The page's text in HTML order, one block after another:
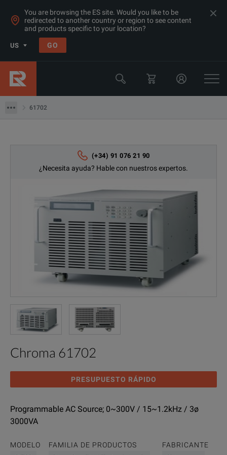
You are browsing the ES site. Would you like to be
redirected to another country or region to see content
and products specific to your location?
US GO
61702
Fuentes de alimentación & Cargas Electrónicas
AC Fuentes de alimentación
(+34) 91 076 21 90
¿Necesita ayuda? Hable con nuestros expertos.
Chroma 61702
PRESUPUESTO RÁPIDO
Programmable AC Source; 0~300V / 15~1.2kHz / 3ø
3000VA
MODELO FAMILIA DE PRODUCTOS FABRICANTE